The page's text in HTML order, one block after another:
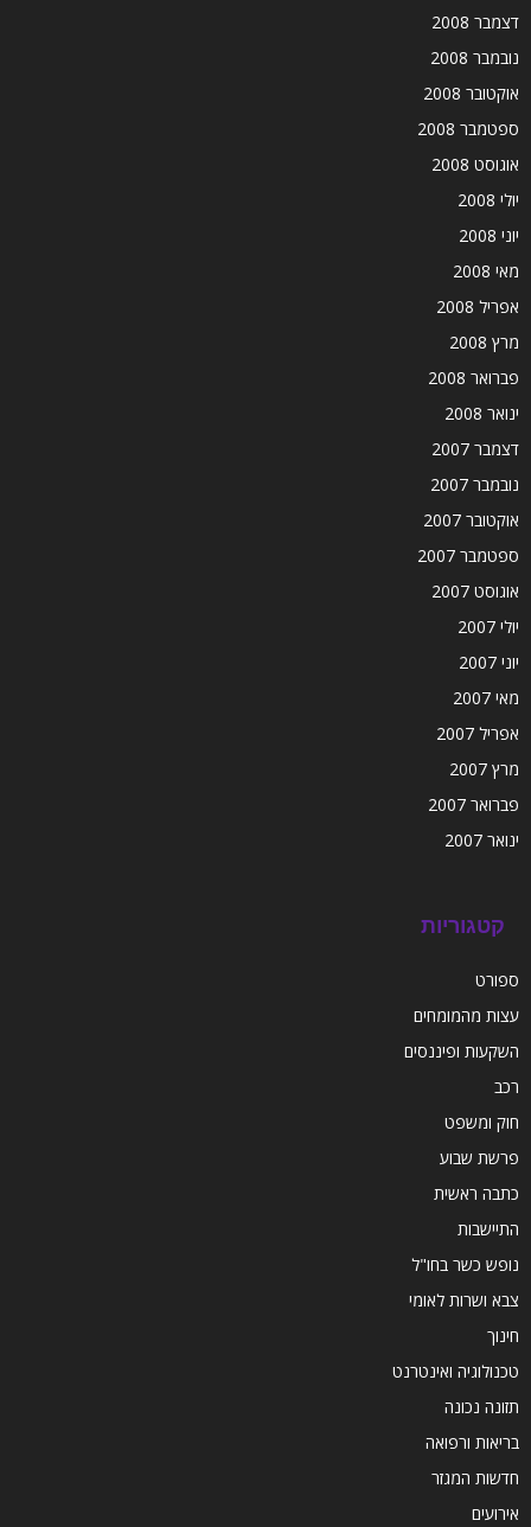
דצמבר 2008
נובמבר 2008
אוקטובר 2008
ספטמבר 2008
אוגוסט 2008
יולי 2008
יוני 2008
מאי 2008
אפריל 2008
מרץ 2008
פברואר 2008
ינואר 2008
דצמבר 2007
נובמבר 2007
אוקטובר 2007
ספטמבר 2007
אוגוסט 2007
יולי 2007
יוני 2007
מאי 2007
אפריל 2007
מרץ 2007
פברואר 2007
ינואר 2007
קטגוריות
ספורט
עצות מהמומחים
השקעות ופיננסים
רכב
חוק ומשפט
פרשת שבוע
כתבה ראשית
התיישבות
נופש כשר בחו"ל
צבא ושרות לאומי
חינוך
טכנולוגיה ואינטרנט
תזונה נכונה
בריאות ורפואה
חדשות המגזר
אירועים